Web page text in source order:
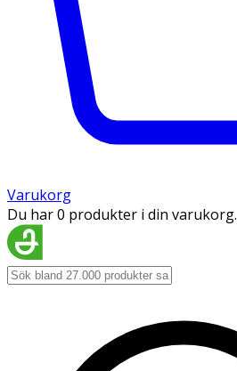
Varukorg
Du har 0 produkter i din varukorg.